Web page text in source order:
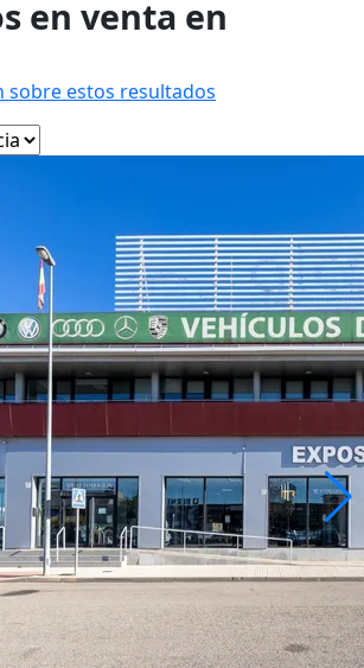
en venta en
sobre estos resultados